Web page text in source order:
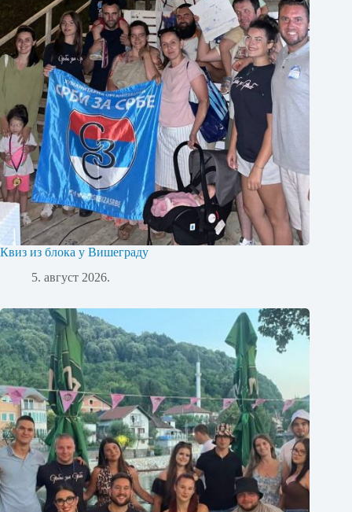
Квиз из блока у Вишеграду
5. август 2026.